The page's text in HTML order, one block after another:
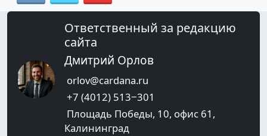
Ответственный за редакцию
сайта
Дмитрий Орлов
orlov@cardana.ru
+7 (4012) 513‒301
Площадь Победы, 10, офис 61,
Калининград